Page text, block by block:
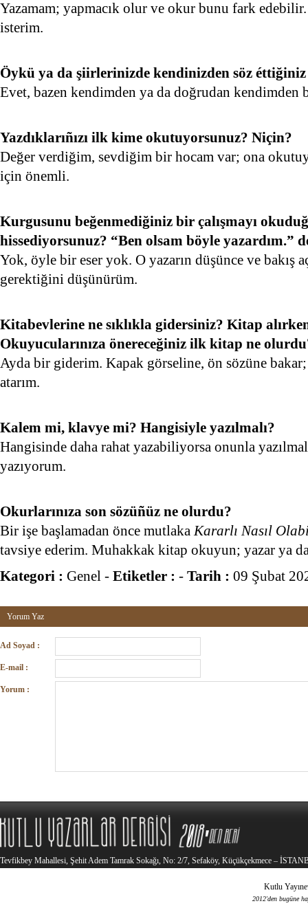
Yazamam; yapmacık olur ve okur bunu fark
isterim.
Öykü ya da şiirlerinizde kendinizden söz
Evet, bazen kendimden ya da doğrudan kendimden
Yazdıklarıñızı ilk kime okutuyorsunuz? Niçin?
Değer verdiğim, sevdiğim bir hocam var; ona
için önemli.
Kurgusunu beğenmediğiniz bir çalışmayı
hissediyorsunuz? “Ben olsam böyle yazardım.”
Yok, öyle bir eser yok. O yazarın düşünce ve bakış
gerektiğini düşünürüm.
Kitabevlerine ne sıklıkla gidersiniz? Kitap
Okuyucularınıza önereceğiniz ilk kitap ne
Ayda bir giderim. Kapak görseline, ön sözüne bakar;
atarım.
Kalem mi, klavye mi? Hangisiyle yazılmalı?
Hangisinde daha rahat yazabiliyorsa onunla
yazıyorum.
Okurlarınıza son sözüñüz ne olurdu?
Bir işe başlamadan önce mutlaka Kararlı Nasıl
tavsiye ederim. Muhakkak kitap okuyun; yazar ya
Kategori : Genel - Etiketler : - Tarih : 09 Şubat
Yorum Yaz
Ad Soyad :
E-mail :
Yorum :
Tevfikbey Mahallesi, Şehit Adem Tamrak Sokağı, No: 2/7, Sefaköy, Küçükçekmece –
Kutlu
2012'den bugüne